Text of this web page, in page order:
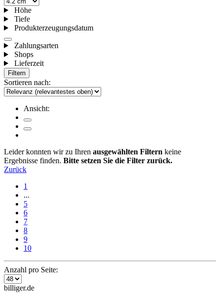
Höhe
Tiefe
Produkterzeugungsdatum
Zahlungsarten
Shops
Lieferzeit
Filtern
Sortieren nach:
Ansicht:
Leider konnten wir zu Ihren ausgewählten Filtern keine
Ergebnisse finden. Bitte setzen Sie die Filter zurück.
Zurück
1
...
5
6
7
8
9
10
Anzahl pro Seite:
billiger.de